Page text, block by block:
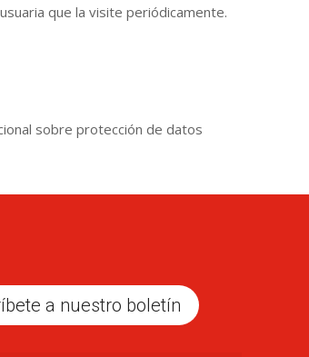
que la visite periódicamente.
sobre protección de datos
a nuestro boletín